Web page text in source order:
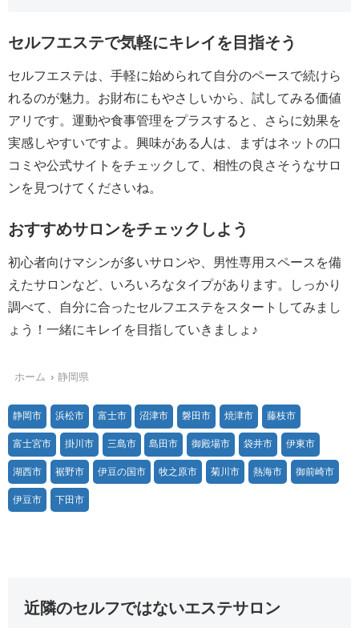
セルフエステで気軽にキレイを目指そう
セルフエステは、手軽に始められて自分のペースで続けら
れるのが魅力。お財布にもやさしいから、試してみる価値
アリです。運動や食事管理をプラスすると、さらに効果を
実感しやすいですよ。興味がある人は、まずはネットの口
コミや公式サイトをチェックして、相性の良さそうなサロ
ンを見つけてくださいね。
おすすめサロンをチェックしよう
初心者向けマシンが多いサロンや、男性専用スペースを備
えたサロンなど、いろいろなタイプがあります。しっかり
調べて、自分に合ったセルフエステをスタートしてみまし
ょう！一緒にキレイを目指していきましょ♪
ホーム 静岡県
静岡市 浜松市 富士市 沼津市 磐田市 焼津市 藤枝市
富士宮市 掛川市 三島市 島田市 御殿場市 袋井市 伊東市
湖西市 裾野市 伊豆の国市 牧之原市 菊川市 熱海市 御前崎市
伊豆市 下田市
近隣のセルフではないエステサロン